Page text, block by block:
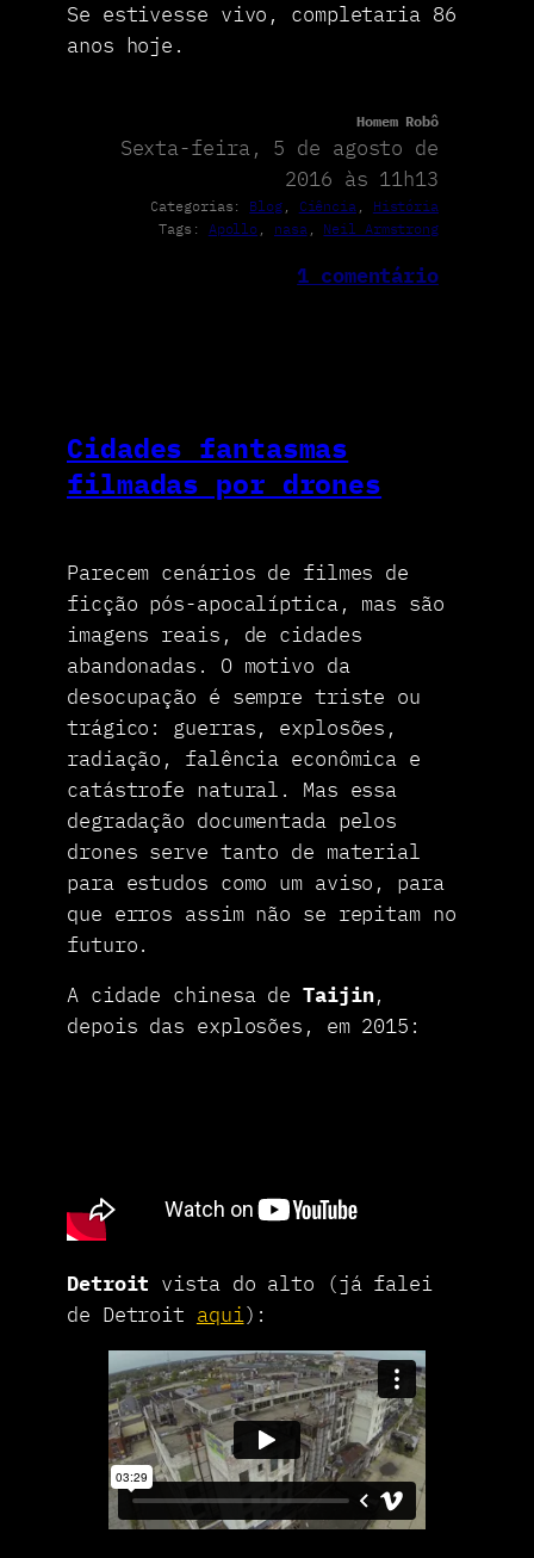
Se estivesse vivo, completaria 86
anos hoje.
Homem Robô
Sexta-feira, 5 de agosto de
2016 às 11h13
Categorias: Blog, Ciência
História
Tags: Apollo nasa Neil Armstrong
1 comentário
Cidades fantasmas
filmadas por drones
Parecem cenários de filmes de
ficção pós-apocalíptica, mas são
imagens reais, de cidades
abandonadas. O motivo da
desocupação é sempre triste ou
trágico: guerras, explosões,
radiação, falência econômica e
catástrofe natural. Mas essa
degradação documentada pelos
drones serve tanto de material
para estudos como um aviso, para
que erros assim não se repitam no
futuro.
A cidade chinesa de Taijin,
depois das explosões, em 2015:
Detroit vista do alto (já falei
de Detroit aqui):